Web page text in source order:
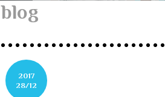
blog
2017
28/12